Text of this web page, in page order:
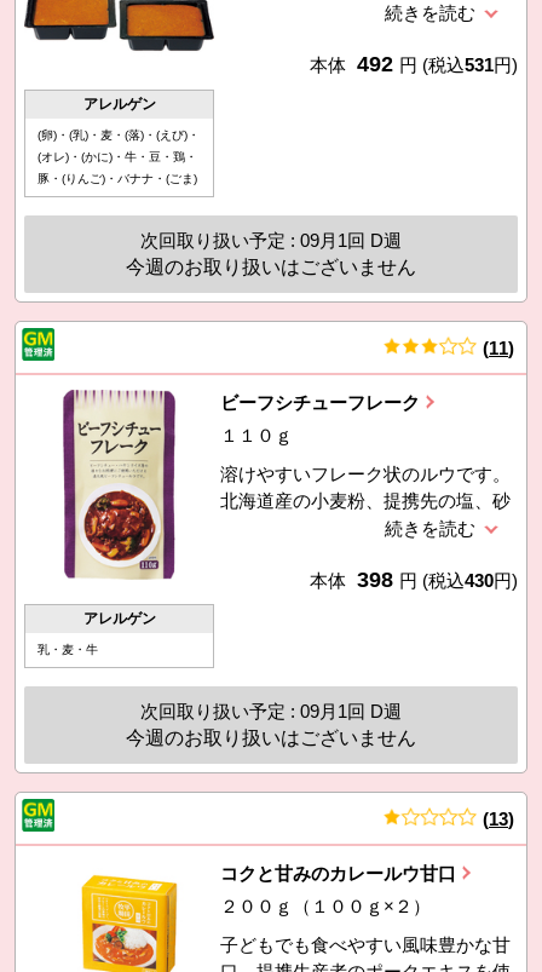
アレルゲン
(卵)・(乳)・麦・(落)・(えび)・
(オレ)・(かに)・牛・豆・鶏・
豚・(りんご)・バナナ・(ごま)
キスを使用し、野菜や果実、かつお
ナナフレークなどでコクと旨みを出
本体 492 円 (税込531円)
次回取り扱い予定 : 09月1回 D週
今週のお取り扱いはございません
(11)
アレルゲン
乳・麦・牛
ビーフシチューフレーク
１１０ｇ
溶けやすいフレーク状のルウです。
北海道産の小麦粉、提携先の塩、砂
糖を使用。提携先の牛肉のエキスを
分。（製造：コスモ食品（株））
本体 398 円 (税込430円)
次回取り扱い予定 : 09月1回 D週
今週のお取り扱いはございません
(13)
コクと甘みのカレールウ甘口
２００ｇ（１００ｇ×２）
子どもでも食べやすい風味豊かな甘